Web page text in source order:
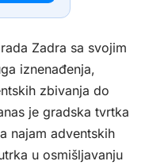
Zadra sa svojim
iznenađenja,
zbivanja do
je gradska tvrtka
najam adventskih
u osmišljavanju